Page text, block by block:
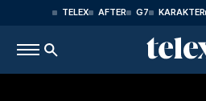
TELEX AFTER G7 KARAKTER